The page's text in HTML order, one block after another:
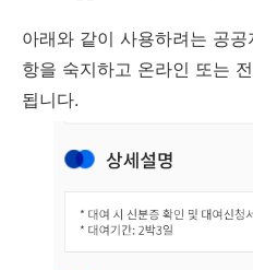
아래와 같이 사용하려는 공
항을 숙지하고 온라인 또는
됩니다.